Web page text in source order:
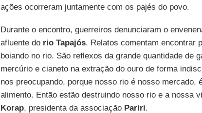
ações ocorreram juntamente com os pajés do povo.
Durante o encontro, guerreiros denunciaram o
afluente do rio Tapajós. Relatos comentam encontrar
boiando no rio. São reflexos da grande quantidade de
mercúrio e cianeto na extração do ouro de forma
nos preocupando, porque nosso rio é nosso mercado,
alimento. Então estão destruindo nosso rio e a nossa
Korap, presidenta da associação Pariri.